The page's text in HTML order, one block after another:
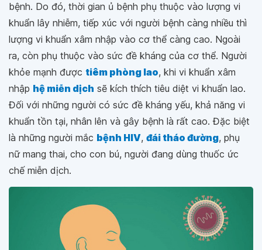
bệnh. Do đó, thời gian ủ bệnh phụ thuộc vào lượng vi
khuẩn lây nhiễm, tiếp xúc với người bệnh càng nhiều thì
lượng vi khuẩn xâm nhập vào cơ thể càng cao. Ngoài
ra, còn phụ thuộc vào sức đề kháng của cơ thể. Người
khỏe mạnh được tiêm phòng lao, khi vi khuẩn xâm
nhập hệ miễn dịch sẽ kích thích tiêu diệt vi khuẩn lao.
Đối với những người có sức đề kháng yếu, khả năng vi
khuẩn tồn tại, nhân lên và gây bệnh là rất cao. Đặc biệt
là những người mắc bệnh HIV, đái tháo đường, phụ
nữ mang thai, cho con bú, người đang dùng thuốc ức
chế miễn dịch.